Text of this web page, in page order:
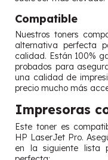
Compatible
Nuestros toners
alternativa perfecta
calidad. Están 100%
probados para
una calidad de
precio mucho más
Impresoras
Este toner es
HP LaserJet Pro.
en la siguiente lista